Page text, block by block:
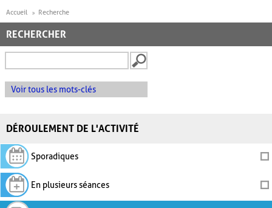
Accueil Recherche
RECHERCHER
Voir tous les mots-clés
DÉROULEMENT DE L'ACTIVITÉ
Sporadiques
En plusieurs séances